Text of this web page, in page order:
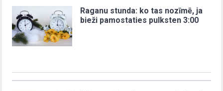
Raganu stunda: ko tas nozīmē, ja
bieži pamostaties pulksten 3:00